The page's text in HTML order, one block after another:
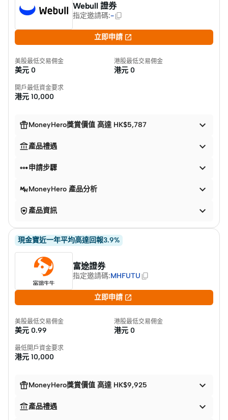
Webull 證券
指定邀請碼:-
立即申請 
美股最低交易佣金
美元 0
港股最低交易佣金
港元 0
開戶最低資金要求
港元 10,000
MoneyHero獎賞價值 高達 HK$5,787 
產品禮遇 
申請步驟 
MoneyHero 產品分析 
 產品資訊 
現金寶近一年平均高達回報3.9%
富途證券
指定邀請碼:MHFUTU
立即申請 
美股最低交易佣金
美元 0.99
港股最低交易佣金
港元 0
最低開戶資金要求
港元 10,000
MoneyHero獎賞價值 高達 HK$9,925 
產品禮遇 